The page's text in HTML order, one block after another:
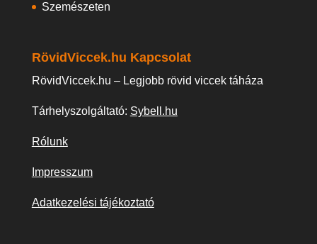
Szemészeten
RövidViccek.hu Kapcsolat
RövidViccek.hu – Legjobb rövid viccek táháza
Tárhelyszolgáltató: Sybell.hu
Rólunk
Impresszum
Adatkezelési tájékoztató